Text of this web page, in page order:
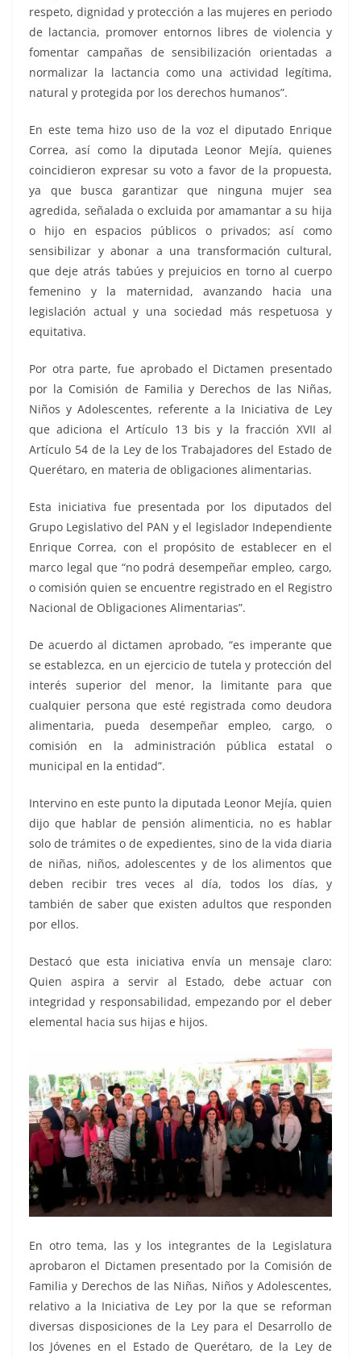
respeto, dignidad y protección a las mujeres en periodo
de lactancia, promover entornos libres de violencia y
fomentar campañas de sensibilización orientadas a
normalizar la lactancia como una actividad legítima,
natural y protegida por los derechos humanos”.
En este tema hizo uso de la voz el diputado Enrique
Correa, así como la diputada Leonor Mejía, quienes
coincidieron expresar su voto a favor de la propuesta,
ya que busca garantizar que ninguna mujer sea
agredida, señalada o excluida por amamantar a su hija
o hijo en espacios públicos o privados; así como
sensibilizar y abonar a una transformación cultural,
que deje atrás tabúes y prejuicios en torno al cuerpo
femenino y la maternidad, avanzando hacia una
legislación actual y una sociedad más respetuosa y
equitativa.
Por otra parte, fue aprobado el Dictamen presentado
por la Comisión de Familia y Derechos de las Niñas,
Niños y Adolescentes, referente a la Iniciativa de Ley
que adiciona el Artículo 13 bis y la fracción XVII al
Artículo 54 de la Ley de los Trabajadores del Estado de
Querétaro, en materia de obligaciones alimentarias.
Esta iniciativa fue presentada por los diputados del
Grupo Legislativo del PAN y el legislador Independiente
Enrique Correa, con el propósito de establecer en el
marco legal que “no podrá desempeñar empleo, cargo,
o comisión quien se encuentre registrado en el Registro
Nacional de Obligaciones Alimentarias”.
De acuerdo al dictamen aprobado, “es imperante que
se establezca, en un ejercicio de tutela y protección del
interés superior del menor, la limitante para que
cualquier persona que esté registrada como deudora
alimentaria, pueda desempeñar empleo, cargo, o
comisión en la administración pública estatal o
municipal en la entidad”.
Intervino en este punto la diputada Leonor Mejía, quien
dijo que hablar de pensión alimenticia, no es hablar
solo de trámites o de expedientes, sino de la vida diaria
de niñas, niños, adolescentes y de los alimentos que
deben recibir tres veces al día, todos los días, y
también de saber que existen adultos que responden
por ellos.
Destacó que esta iniciativa envía un mensaje claro:
Quien aspira a servir al Estado, debe actuar con
integridad y responsabilidad, empezando por el deber
elemental hacia sus hijas e hijos.
En otro tema, las y los integrantes de la Legislatura
aprobaron el Dictamen presentado por la Comisión de
Familia y Derechos de las Niñas, Niños y Adolescentes,
relativo a la Iniciativa de Ley por la que se reforman
diversas disposiciones de la Ley para el Desarrollo de
los Jóvenes en el Estado de Querétaro, de la Ley de